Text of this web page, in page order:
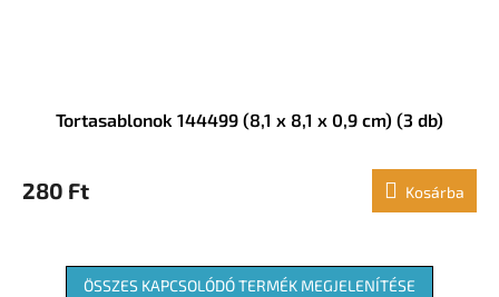
Tortasablonok 144499 (8,1 x 8,1 x 0,9 cm) (3 db)
280 Ft Kosárba
ÖSSZES KAPCSOLÓDÓ TERMÉK MEGJELENÍTÉSE